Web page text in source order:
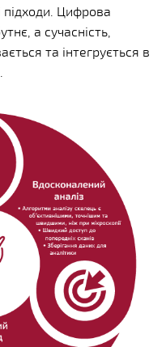
Цифрова
а сучасність,
та інтегрується в